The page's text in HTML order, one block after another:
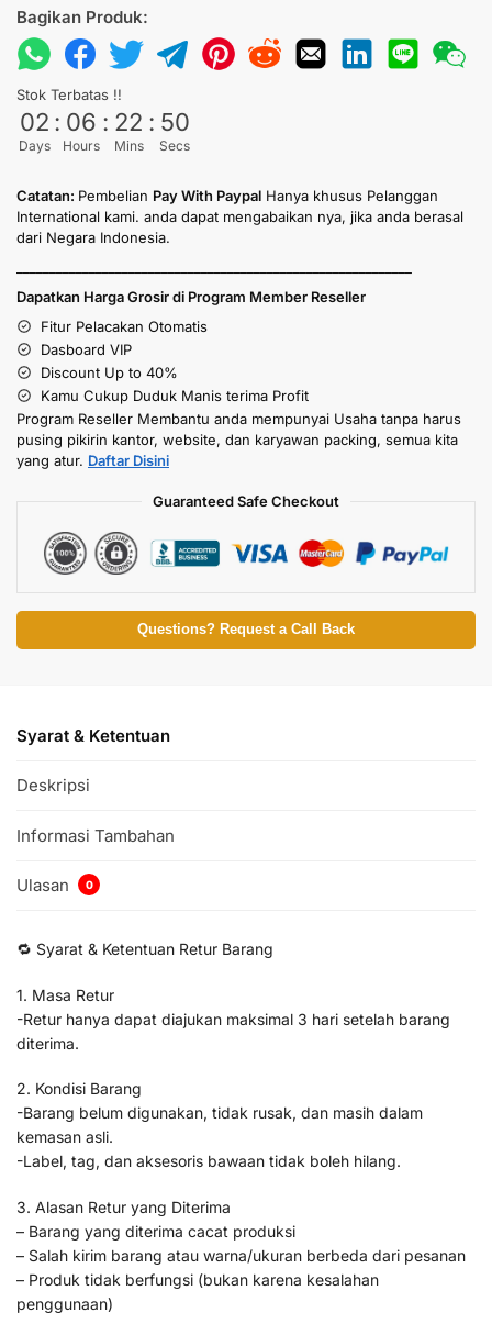
Bagikan Produk:
Stok Terbatas !!
02
Days
: 06
Hours
: 22
Mins
: 50
Secs
Catatan: Pembelian Pay With Paypal Hanya khusus Pelanggan
International kami. anda dapat mengabaikan nya, jika anda berasal
dari Negara Indonesia.
Dapatkan Harga Grosir di Program Member Reseller
Fitur Pelacakan Otomatis
Dasboard VIP
Discount Up to 40%
Kamu Cukup Duduk Manis terima Profit
Program Reseller Membantu anda mempunyai Usaha tanpa harus
pusing pikirin kantor, website, dan karyawan packing, semua kita
yang atur. Daftar Disini
Guaranteed Safe Checkout
Questions? Request a Call Back
Syarat & Ketentuan
Deskripsi
Informasi Tambahan
Ulasan 0
🔁 Syarat & Ketentuan Retur Barang
1. Masa Retur
-Retur hanya dapat diajukan maksimal 3 hari setelah barang
diterima.
2. Kondisi Barang
-Barang belum digunakan, tidak rusak, dan masih dalam
kemasan asli.
-Label, tag, dan aksesoris bawaan tidak boleh hilang.
3. Alasan Retur yang Diterima
– Barang yang diterima cacat produksi
– Salah kirim barang atau warna/ukuran berbeda dari pesanan
– Produk tidak berfungsi (bukan karena kesalahan
penggunaan)